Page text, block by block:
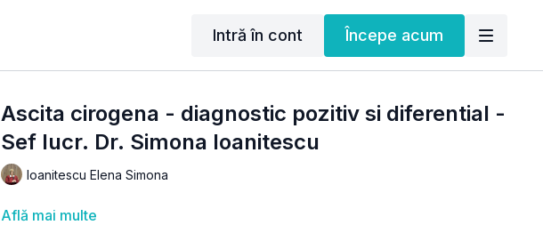
Intră în cont Începe acum
Ascita cirogena - diagnostic pozitiv si diferential -
Sef lucr. Dr. Simona Ioanitescu
Ioanitescu Elena Simona
Află mai multe